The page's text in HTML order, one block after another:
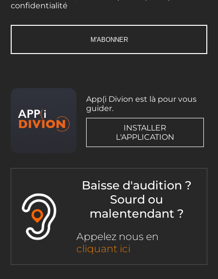
confidentialité
App(i Divion est là pour vous
guider.
INSTALLER
L'APPLICATION
Baisse d'audition ?
Sourd ou
malentendant ?
Appelez nous en
cliquant ici